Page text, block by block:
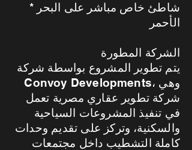
* شاطئ خاص مباشر على البحر
الأحمر
الشركة المطورة
يتم تطوير المشروع بواسطة شركة
Convoy Developments، وهي
شركة تطوير عقاري مصرية تعمل
في تنفيذ المشروعات السياحية
والسكنية، وتركز على تقديم وحدات
كاملة التشطيب داخل مجتمعات